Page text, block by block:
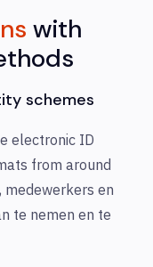
with
schemes
electronic ID
from around
en
te nemen en te